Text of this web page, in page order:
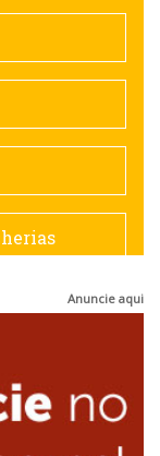
Anuncie aqui